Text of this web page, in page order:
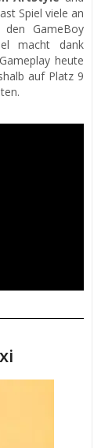
Spiel viele an
GameBoy
macht dank
heute
auf Platz 9